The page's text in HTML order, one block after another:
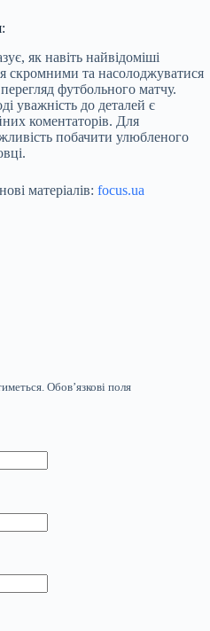
як навіть найвідоміші
скромними та насолоджуватися
футбольного матчу.
уважність до деталей є
коментаторів. Для
побачити улюбленого
матеріалів: focus.ua
Обов’язкові поля